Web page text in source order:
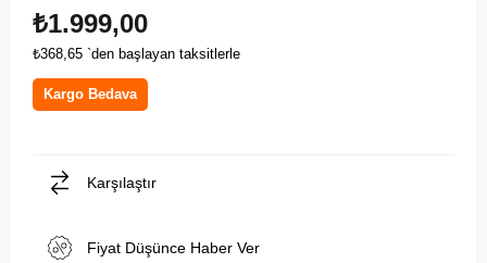
₺1.999,00
₺368,65 `den başlayan taksitlerle
Kargo Bedava
Karşılaştır
Fiyat Düşünce Haber Ver